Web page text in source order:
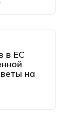
в ЕС
на